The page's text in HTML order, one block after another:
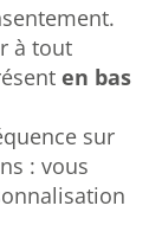
à tout
en bas
sur
: vous